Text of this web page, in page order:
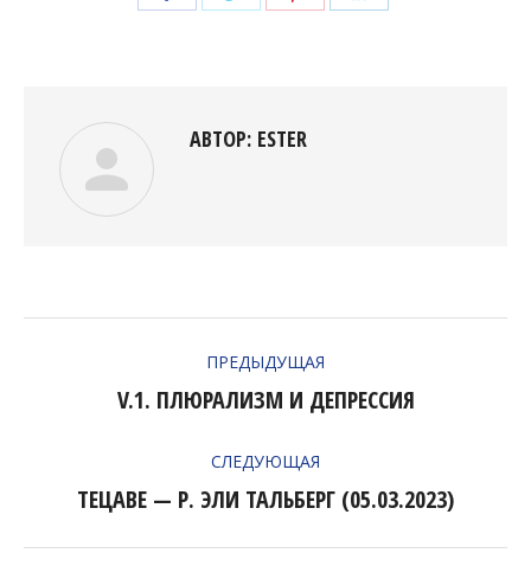
АВТОР: ESTER
ПРЕДЫДУЩАЯ
Предыдущая
V.1. ПЛЮРАЛИЗМ И ДЕПРЕССИЯ
СЛЕДУЮЩАЯ
Следующая
ТЕЦАВЕ — Р. ЭЛИ ТАЛЬБЕРГ (05.03.2023)